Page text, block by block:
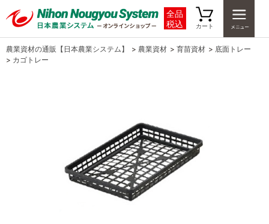
全品
税込
カート
農業資材の通販【日本農業システム】 > 農業資材 > 育苗資材 > 底面トレー
> カゴトレー